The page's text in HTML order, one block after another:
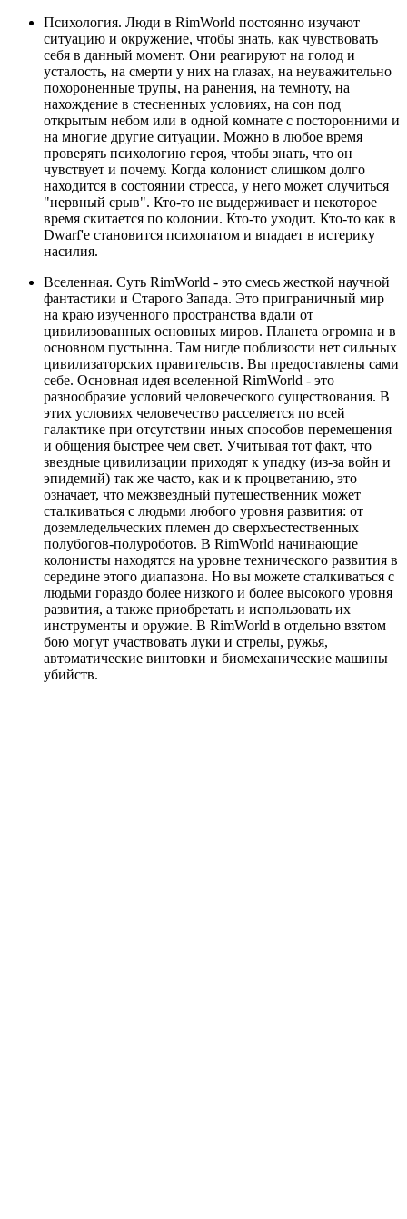
Психология. Люди в RimWorld постоянно изучают
ситуацию и окружение, чтобы знать, как чувствовать
себя в данный момент. Они реагируют на голод и
усталость, на смерти у них на глазах, на неуважительно
похороненные трупы, на ранения, на темноту, на
нахождение в стесненных условиях, на сон под
открытым небом или в одной комнате с посторонними и
на многие другие ситуации. Можно в любое время
проверять психологию героя, чтобы знать, что он
чувствует и почему. Когда колонист слишком долго
находится в состоянии стресса, у него может случиться
"нервный срыв". Кто-то не выдерживает и некоторое
время скитается по колонии. Кто-то уходит. Кто-то как в
Dwarf'е становится психопатом и впадает в истерику
насилия.
Вселенная. Суть RimWorld - это смесь жесткой научной
фантастики и Старого Запада. Это приграничный мир
на краю изученного пространства вдали от
цивилизованных основных миров. Планета огромна и в
основном пустынна. Там нигде поблизости нет сильных
цивилизаторских правительств. Вы предоставлены сами
себе. Основная идея вселенной RimWorld - это
разнообразие условий человеческого существования. В
этих условиях человечество расселяется по всей
галактике при отсутствии иных способов перемещения
и общения быстрее чем свет. Учитывая тот факт, что
звездные цивилизации приходят к упадку (из-за войн и
эпидемий) так же часто, как и к процветанию, это
означает, что межзвездный путешественник может
сталкиваться с людьми любого уровня развития: от
доземледельческих племен до сверхъестественных
полубогов-полуроботов. В RimWorld начинающие
колонисты находятся на уровне технического развития в
середине этого диапазона. Но вы можете сталкиваться с
людьми гораздо более низкого и более высокого уровня
развития, а также приобретать и использовать их
инструменты и оружие. В RimWorld в отдельно взятом
бою могут участвовать луки и стрелы, ружья,
автоматические винтовки и биомеханические машины
убийств.